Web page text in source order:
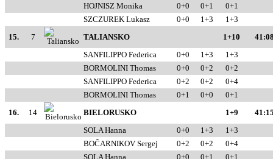
HOJNISZ Monika
0+0 0+1
0+1
SZCZUREK Lukasz
0+0 1+3
1+3
15.
7 TALIANSKO 1+10
SANFILIPPO Federica
0+0 1+3
1+3
BORMOLINI Thomas
0+0 0+2
0+2
SANFILIPPO Federica
0+2 0+2
0+4
BORMOLINI Thomas
0+1 0+0
0+1
16.
14 BIELORUSKO 1+9
SOLA Hanna
0+0 1+3
1+3
BOČARNIKOV Sergej
0+2 0+2
0+4
SOLA Hanna
0+0 0+1
0+1